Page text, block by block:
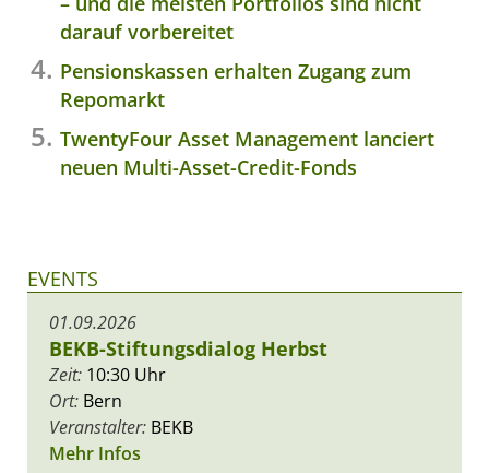
darauf vorbereitet
Pensionskassen erhalten Zugang zum
Repomarkt
TwentyFour Asset Management lanciert
neuen Multi-Asset-Credit-Fonds
EVENTS
01.09.2026
BEKB-Stiftungsdialog Herbst
Zeit: 10:30 Uhr
Ort: Bern
Veranstalter: BEKB
Mehr Infos